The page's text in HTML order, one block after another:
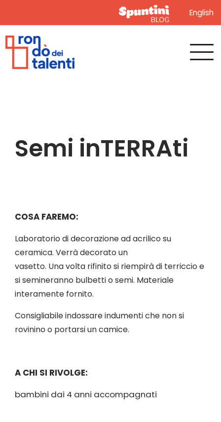
English
Semi inTERRAti
COSA FAREMO:
Laboratorio di decorazione ad acrilico su
ceramica. Verrà decorato un
vasetto. Una volta rifinito si riempirà di terriccio e
si semineranno bulbetti o semi. Materiale
interamente fornito.
Consigliabile indossare indumenti che non si
rovinino o portarsi un camice.
A CHI SI RIVOLGE:
bambini dai 4 anni accompagnati